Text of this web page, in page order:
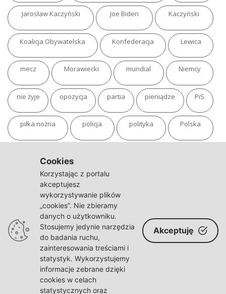
Jarosław Kaczyński Joe Biden Kaczyński
Koalicja Obywatelska Konfederacja Lewica
mecz Morawiecki mundial Niemcy
nie żyje opozycja partia pieniądze PiS
piłka nożna policja polityka Polska
sąd TVN
Warszawa wojna
wybory wypadek Władimir Putin zdrowie
Cookies
Korzystając z portalu
akceptujesz
wykorzystywanie plików
„cookies”. Nie zbieramy
danych o użytkowniku.
Stosujemy jedynie narzędzia
do badania ruchu,
zainteresowania treściami i
statystyk. Wykorzystujemy
informacje zebrane dzięki
cookies w celach
statystycznych oraz
Akceptuję